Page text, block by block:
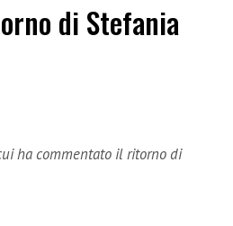
di Stefania
ha commentato il ritorno di